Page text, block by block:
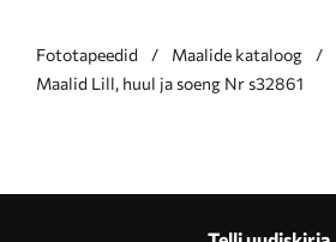
Fototapeedid Maalide kataloog
Maalid Lill, huul ja soeng Nr s32861